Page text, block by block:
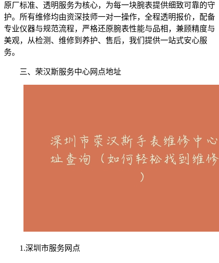
原厂标准、透明服务为核心，为每一块腕表提供细致可靠的守
护。所有维修均由资深技师一对一操作，全程透明报价，配备
专业仪器与规范流程，严格还原腕表性能与品相，兼顾精度与
美观，从检测、维修到养护、售后，我们提供一站式安心服
务。
三、荣汉斯服务中心网点地址
1.深圳市服务网点